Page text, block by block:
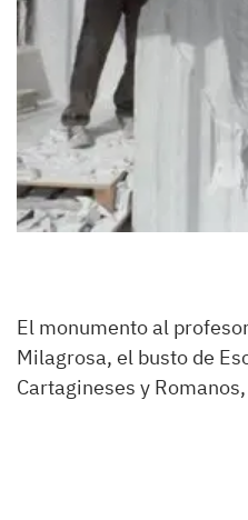
El monumento al
Milagrosa, el busto de
Cartagineses y